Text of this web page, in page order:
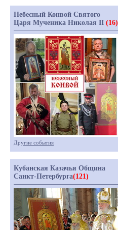
Небесный Конвой Святого
Царя Мученика Николая II (16)
Другие события
Кубанская Казачья Община
Санкт-Петербурга(121)